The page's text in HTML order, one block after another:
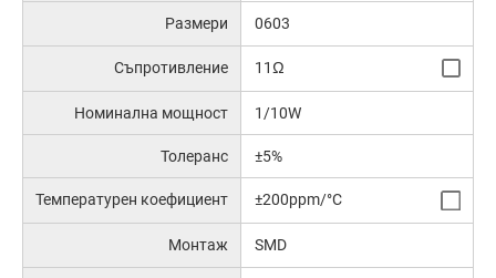
Размери 0603
Съпротивление 11Ω
Номинална мощност 1/10W
Толеранс ±5%
Температурен коефициент ±200ppm/°C
Монтаж SMD